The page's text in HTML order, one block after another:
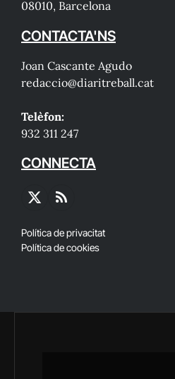
08010, Barcelona
CONTACTA'NS
Joan Cascante Agudo
redaccio@diaritreball.cat
Telèfon:
932 311 247
CONNECTA
X
RSS
Política de privacitat
Política de cookies